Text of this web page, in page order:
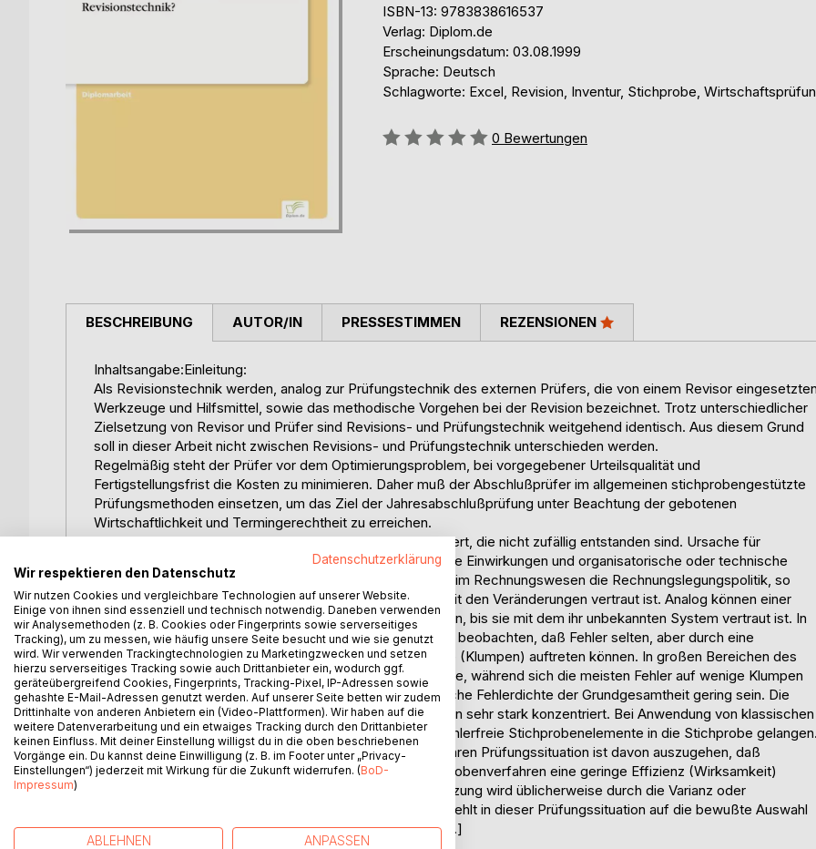
ISBN-13: 9783838616537
Verlag: Diplom.de
Erscheinungsdatum: 03.08.1999
Sprache: Deutsch
Schlagworte: Excel, Revision, Inventur, Stichprobe,
Bewertung::
0 Bewertungen
BESCHREIBUNG
Inhaltsangabe:Einleitung:
Als Revisionstechnik werden, analog zur Prüfungstechnik des externen Prüfers, die von einem Revisor
Werkzeuge und Hilfsmittel, sowie das methodische Vorgehen bei der Revision bezeichnet. Trotz unterschiedlicher
Zielsetzung von Revisor und Prüfer sind Revisions- und Prüfungstechnik weitgehend identisch. Aus diesem Grund
soll in dieser Arbeit nicht zwischen Revisions- und Prüfungstechnik unterschieden werden.
Regelmäßig steht der Prüfer vor dem Optimierungsproblem, bei vorgegebener Urteilsqualität und
Fertigstellungsfrist die Kosten zu minimieren. Daher muß der Abschlußprüfer im allgemeinen stichprobengestützte
Prüfungsmethoden einsetzen, um das Ziel der Jahresabschlußprüfung unter Beachtung der gebotenen
Wirtschaftlichkeit und Termingerechtheit zu erreichen.
Systematische Fehler sind Abweichungen vom wahren Wert, die nicht zufällig entstanden sind. Ursache für
systematische Fehler können wissentliche oder willentliche Einwirkungen und organisatorische oder technische
Umstände sein. Ändert beispielsweise eine Führungskraft im Rechnungswesen die Rechnungslegungspolitik, so
kann dies solange Fehler verursachen, bis das Personal mit den Veränderungen vertraut ist. Analog können einer
neuen Führungskraft gehäuft Beurteilungsfehler unterlaufen, bis sie mit dem ihr unbekannten System vertraut ist. In
den beiden vorgenannten Beispielen ist das Phänomen zu beobachten, daß Fehler selten, aber durch eine
gemeinsame Ursache bedingt, systematisch bzw. in Serie (Klumpen) auftreten können. In großen Bereichen des
Prüffeldes sind keine fehlerhaften Vermögensgegenstände, während sich die meisten Fehler auf wenige Klumpen
(engl.: "cluster") verteilen. Folglich wird die durchschnittliche Fehlerdichte der Grundgesamtheit gering sein. Die
vorhandenen Fehler sind andererseits in einzelnen Klumpen sehr stark konzentriert. Bei Anwendung von klassischen
Stichprobenverfahren kann erwartet werden, daß viele fehlerfreie Stichprobenelemente in die Stichprobe
In dieser, durch ein inhomogenes Prüffeld charakterisierbaren Prüfungssituation ist davon auszugehen, daß
Schätzungen derartiger Prüffelder mit klassischen Stichprobenverfahren eine geringe Effizienz (Wirksamkeit)
aufweisen werden. Die Effizienz einer unverzerrten Schätzung wird üblicherweise durch die Varianz oder
Standardabweichung gemessen. Der HFA des IDW empfiehlt in dieser Prüfungssituation auf die bewußte Auswahl
der zu prüfenden Kontensalden oder Geschäftsvorfälle […]
AUTOR/IN PRESSESTIMMEN REZENSIONEN
Datenschutzerklärung
Wir respektieren den Datenschutz
Wir nutzen Cookies und vergleichbare Technologien auf unserer Website.
Einige von ihnen sind essenziell und technisch notwendig. Daneben verwenden
wir Analysemethoden (z. B. Cookies oder Fingerprints sowie serverseitiges
Tracking), um zu messen, wie häufig unsere Seite besucht und wie sie genutzt
wird. Wir verwenden Trackingtechnologien zu Marketingzwecken und setzen
hierzu serverseitiges Tracking sowie auch Drittanbieter ein, wodurch ggf.
geräteübergreifend Cookies, Fingerprints, Tracking-Pixel, IP-Adressen sowie
gehashte E-Mail-Adressen genutzt werden. Auf unserer Seite betten wir zudem
Drittinhalte von anderen Anbietern ein (Video-Plattformen). Wir haben auf die
weitere Datenverarbeitung und ein etwaiges Tracking durch den Drittanbieter
keinen Einfluss. Mit deiner Einstellung willigst du in die oben beschriebenen
Vorgänge ein. Du kannst deine Einwilligung (z. B. im Footer unter „Privacy-
Einstellungen“) jederzeit mit Wirkung für die Zukunft widerrufen. (BoD-
Impressum)
ABLEHNEN ANPASSEN